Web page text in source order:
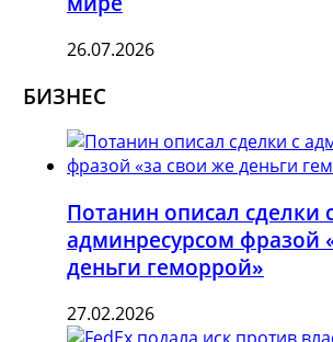
26.07.2026
БИЗНЕС
Потанин описал сделки
админресурсом фразой
деньги геморрой»
27.02.2026